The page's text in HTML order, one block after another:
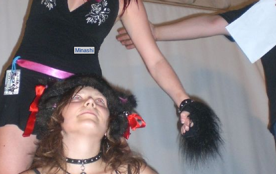
Minashi